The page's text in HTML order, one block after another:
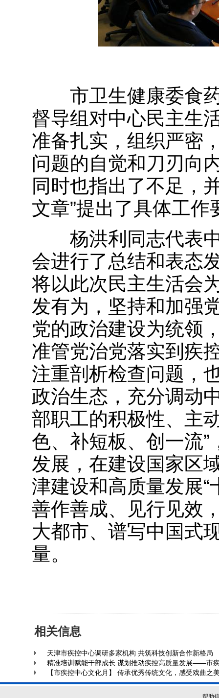
市卫生健康委食药
督导组对中心民主生
准备扎实，组织严密
问题的自觉和刀刃向
同时也指出了不足，
文章”提出了具体工作
杨洪利同志代表中
会进行了总结和表态
将以此次民主生活会
发有为，坚持和加强
党的政治建设为统领
准管党治党落实到疾
注重剖析检查问题，
政治生态，充分调动
部职工的积极性、主
色、补短板、创一流
发展，在建设国家区
津建设和高质量发展“
善作善成、见行见效
大都市、谱写中国式
量。
相关信息
天津市疾控中心调研多家机构 共筑科技创新合作新格局
精准培训赋能干部成长 谋划推动疾控高质量发展——市
【市疾控中心文化月】 传承优秀传统文化，感受戏曲之
帮助